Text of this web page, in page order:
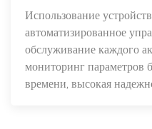
Использование
автоматизированное
обслуживание каждого
мониторинг параметров
времени, высокая